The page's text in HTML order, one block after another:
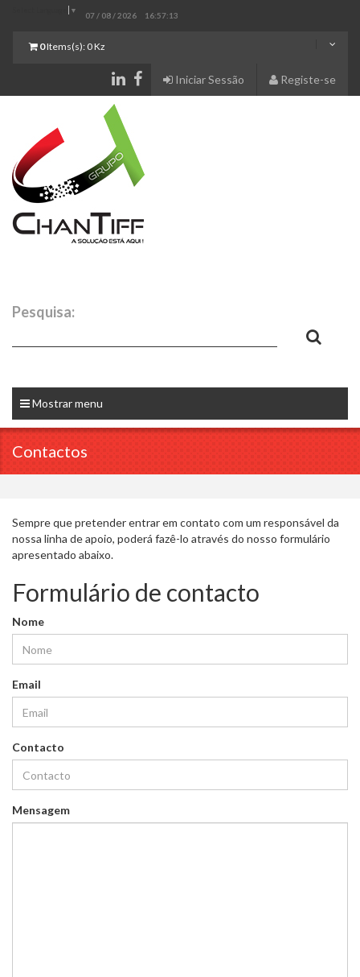
▼
07 / 08 / 2026 16:57:14
0Items(s): 0 Kz
Registe-se
Iniciar Sessão
Pesquisa:
Mostrar menu
Contactos
Sempre que pretender entrar em contato com um responsável da
nossa linha de apoio, poderá fazê-lo através do nosso formulário
apresentado abaixo.
Formulário de contacto
Nome
Email
Contacto
Mensagem